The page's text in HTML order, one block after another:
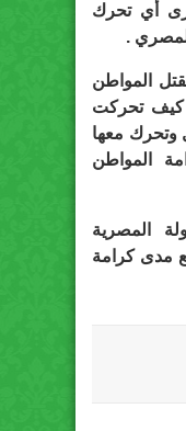
أي تحرك
.
المواطن
كيف تحركت
وتحرك معها
المواطن
المصرية
مدى كرامة